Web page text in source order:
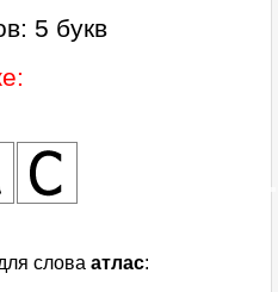
5 букв
слова атлас: